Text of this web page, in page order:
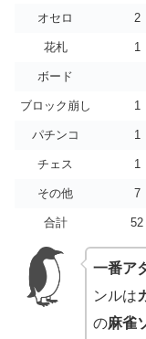
オセロ 2
花札 1
ボード
ブロック崩し 1
パチンコ 1
チェス 1
その他 7
合計 52
一番ア
ンルは
の麻雀